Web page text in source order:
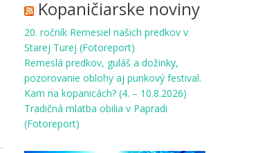
Kopaničiarske noviny
20. ročník Remesiel našich predkov v
Starej Turej (Fotoreport)
Remeslá predkov, guláš a dožinky,
pozorovanie oblohy aj punkový festival.
Kam na kopanicách? (4. – 10.8.2026)
Tradičná mlatba obilia v Papradi
(Fotoreport)